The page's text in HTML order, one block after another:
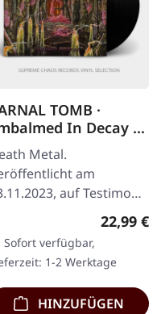
TOMB ·
In Decay |
LP
Metal.
am
auf Testimony
Schwarzes Vinyl
Insert. Berlins Carnal
haben mit
in Decay"
22,99 €
Sofort verfügbar,
1-2 Werktage
HINZUFÜGEN